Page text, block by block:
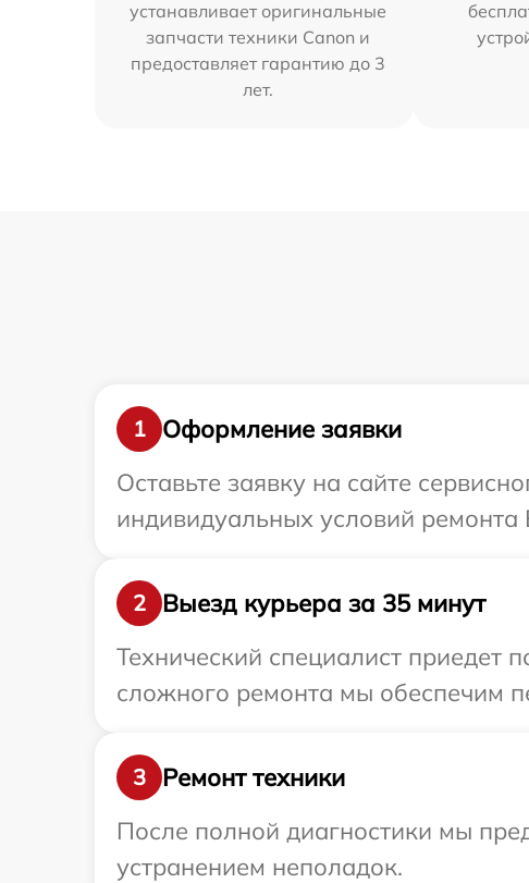
устанавливает оригинальные
запчасти техники Canon и
предоставляет гарантию до 3
лет.
1
Оформление заявки
Оставьте заявку на сайте
индивидуальных условий ремонта
2
Выезд курьера за 35 минут
Технический специалист приедет
сложного ремонта мы обеспечим
3
Ремонт техники
После полной диагностики мы
устранением неполадок.